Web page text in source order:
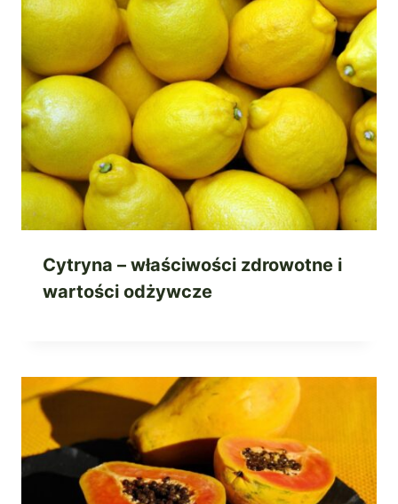
Cytryna – właściwości zdrowotne i
wartości odżywcze